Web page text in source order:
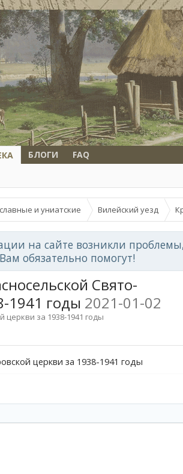
БЛОГИ FAQ
и униатские Вилейский уезд
на сайте возникли
обязательно помогут!
Свято-
1941 годы 2021-01-02
за 1938-1941 годы
церкви за 1938-1941 годы